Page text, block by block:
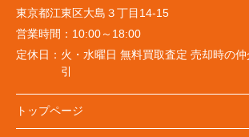
東京都江東区大島３丁目14-15
営業時間： 10:00～18:00
定休日： 火・水曜日 無料買取査定 売却時の
引
トップページ